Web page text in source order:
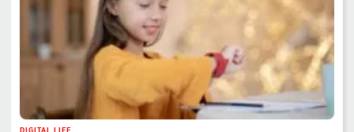
DIGITAL LIFE